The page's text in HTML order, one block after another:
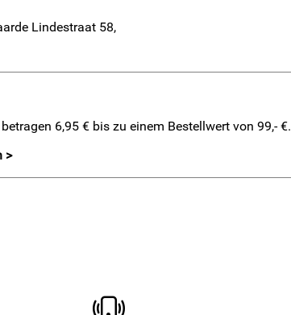
Lindestraat 58,
6,95 € bis zu einem Bestellwert von 99,- €.
>